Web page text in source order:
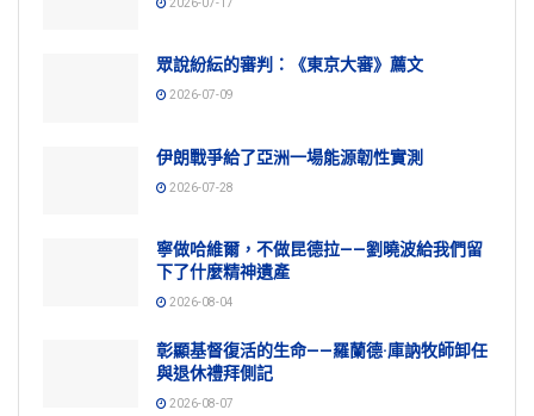
2026-07-17
眾說紛紜的審判：《東京大審》薦文
2026-07-09
伊朗戰爭給了亞洲一場能源韌性實測
2026-07-28
寧做哈維爾，不做昆德拉——劉曉波給我們留
下了什麼精神遺產
2026-08-04
彰顯基督復活的生命——羅蘭德·庫訥牧師卸任
與退休禮拜側記
2026-08-07